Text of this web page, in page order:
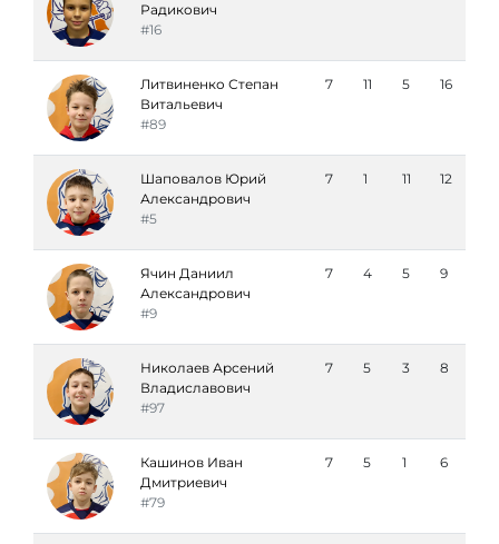
Радикович
#16
Литвиненко Степан
Витальевич
#89
7 11 5 16
Шаповалов Юрий
Александрович
#5
7 1 11 12
Ячин Даниил
Александрович
#9
7 4 5 9
Николаев Арсений
Владиславович
#97
7 5 3 8
Кашинов Иван
Дмитриевич
#79
7 5 1 6